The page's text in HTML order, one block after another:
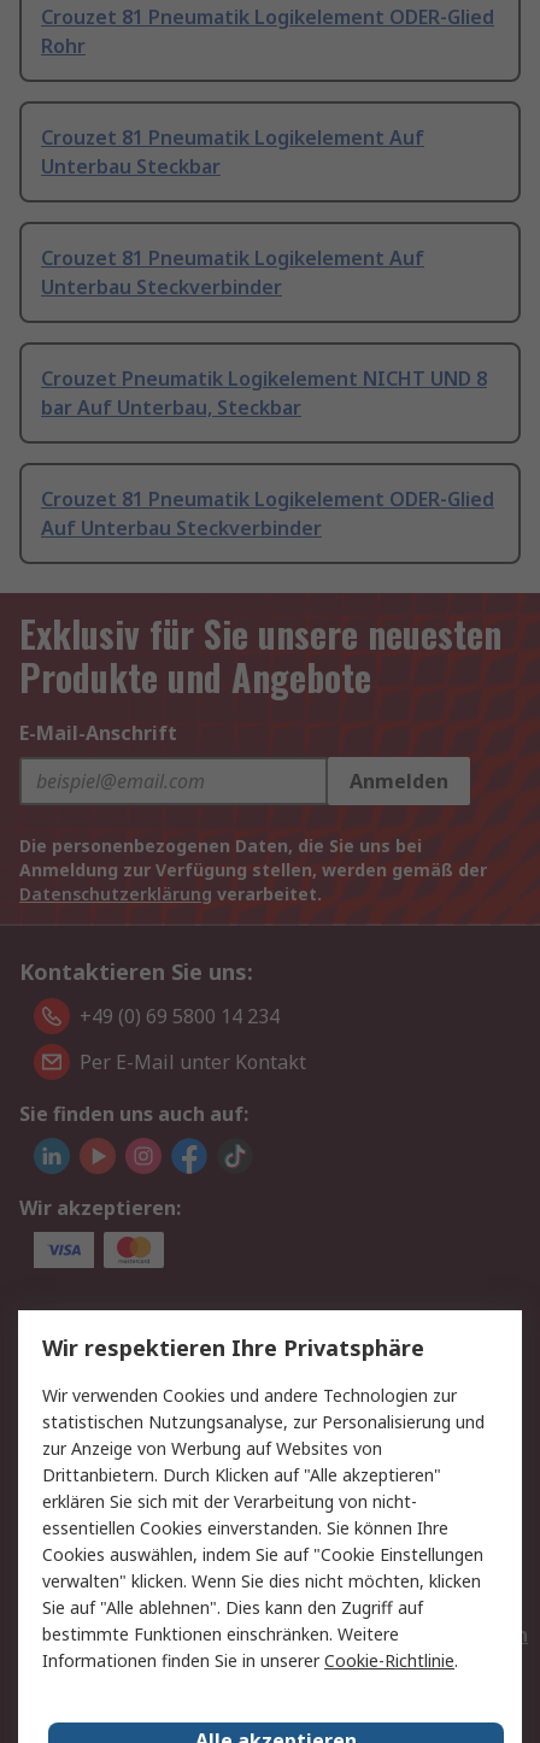
Crouzet 81 Pneumatik Logikelement ODER-Glied
Rohr
Crouzet 81 Pneumatik Logikelement Auf
Unterbau Steckbar
Crouzet 81 Pneumatik Logikelement Auf
Unterbau Steckverbinder
Crouzet Pneumatik Logikelement NICHT UND 8
bar Auf Unterbau, Steckbar
Crouzet 81 Pneumatik Logikelement ODER-Glied
Auf Unterbau Steckverbinder
Exklusiv für Sie unsere neuesten
Produkte und Angebote
E-Mail-Anschrift
Anmelden
Die personenbezogenen Daten, die Sie uns bei
Anmeldung zur Verfügung stellen, werden gemäß der
Datenschutzerklärung verarbeitet.
Kontaktieren Sie uns:
+49 (0) 69 5800 14 234
Per E-Mail unter Kontakt
Sie finden uns auch auf:
Wir akzeptieren:
Service
Value Added Services
Lieferlösungen
Rücksendungen
Kontakt
Hilfe
Privatkunden
Rechtliches
AGB
Datenschutz
Cookie-Richtlinie
Zahlungsbedingungen
Copyright/Impressum
Entsorgung
Elektrogeräte/Batterien
Wir respektieren Ihre Privatsphäre
Wir verwenden Cookies und andere Technologien zur
statistischen Nutzungsanalyse, zur Personalisierung und
zur Anzeige von Werbung auf Websites von
Drittanbietern. Durch Klicken auf "Alle akzeptieren"
erklären Sie sich mit der Verarbeitung von nicht-
essentiellen Cookies einverstanden. Sie können Ihre
Cookies auswählen, indem Sie auf "Cookie Einstellungen
verwalten" klicken. Wenn Sie dies nicht möchten, klicken
Sie auf "Alle ablehnen". Dies kann den Zugriff auf
bestimmte Funktionen einschränken. Weitere
Informationen finden Sie in unsererCookie-Richtlinie.